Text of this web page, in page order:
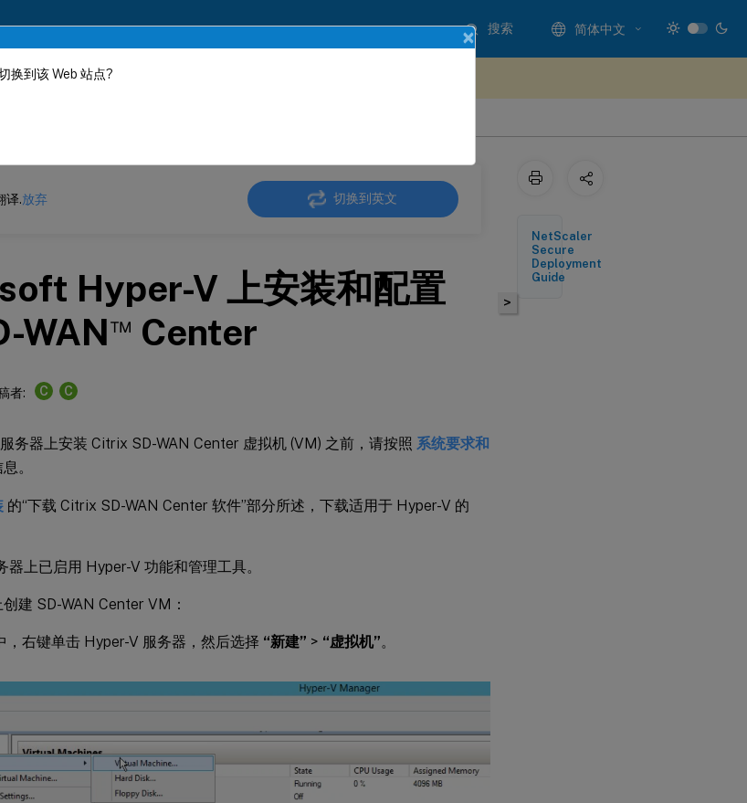
搜索 简体中文
译.放弃 切换到英文
Hyper-V 上安装和配置
WAN™ Center
者: C C
务器上安装 Citrix SD-WAN Center 虚拟机 (VM) 之前，请按照 系统要求和
。
的“下载 Citrix SD-WAN Center 软件”部分所述，下载适用于 Hyper-V 的
上已启用 Hyper-V 功能和管理工具。
建 SD-WAN Center VM：
，右键单击 Hyper-V 服务器，然后选择 “新建” > “虚拟机”。
>
NetScaler
Secure
Deployment
Guide
×
换到该 Web 站点?